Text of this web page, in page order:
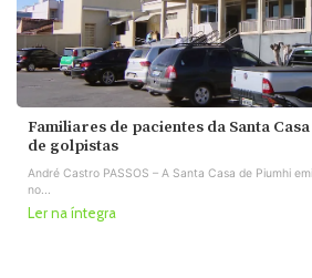
Familiares de pacientes da Santa
de golpistas
André Castro PASSOS – A Santa Casa de Piumhi
no...
Ler na íntegra